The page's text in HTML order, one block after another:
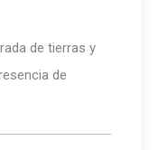
de tierras y
de